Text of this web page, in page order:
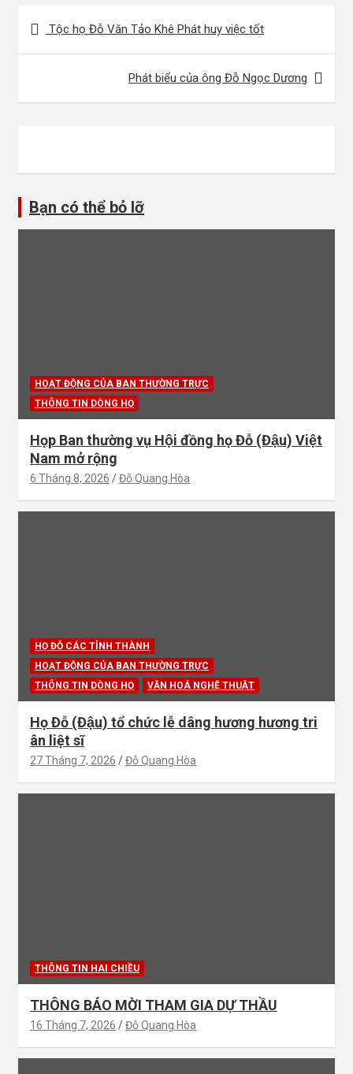
hướng
Tộc họ Đỗ Văn Tảo Khê Phát huy việc tốt
Phát biểu của ông Đỗ Ngọc Dương
Bạn có thể bỏ lỡ
HOẠT ĐỘNG CỦA BAN THƯỜNG TRỰC
THÔNG TIN DÒNG HỌ
Họp Ban thường vụ Hội đồng họ Đỗ (Đậu) Việt
Nam mở rộng
6 Tháng 8, 2026 Đỗ Quang Hòa
HỌ ĐỖ CÁC TỈNH THÀNH
HOẠT ĐỘNG CỦA BAN THƯỜNG TRỰC
THÔNG TIN DÒNG HỌ
VĂN HOÁ NGHỆ THUẬT
Họ Đỗ (Đậu) tổ chức lễ dâng hương hương tri
ân liệt sĩ
27 Tháng 7, 2026 Đỗ Quang Hòa
THÔNG TIN HAI CHIỀU
THÔNG BÁO MỜI THAM GIA DỰ THẦU
16 Tháng 7, 2026 Đỗ Quang Hòa